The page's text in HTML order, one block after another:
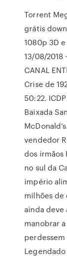
Torrent
grátis
1080p 3D
13/08/2018
CANAL
Crise de
50:22.
Baixada
vendedor
dos irmãos
no sul da
império
milhões de
ainda deve
manobrar
perdessem